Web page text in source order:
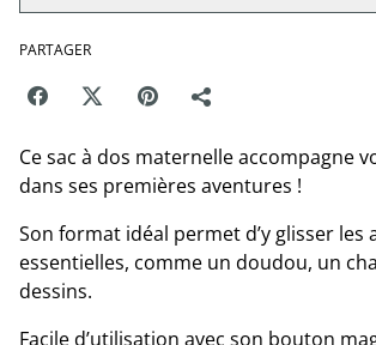
PARTAGER
Ce sac à dos maternelle accompagne
dans ses premières aventures !
Son format idéal permet d’y glisser les
essentielles, comme un doudou, un
dessins.
Facile d’utilisation avec son bouton